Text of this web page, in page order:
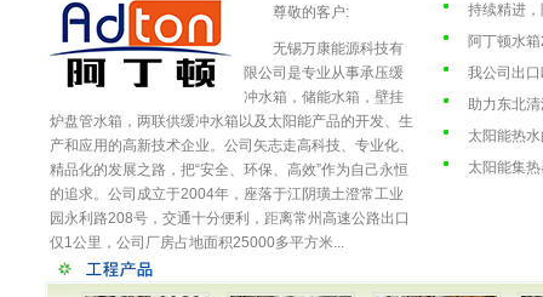
尊敬的客户:
无锡万康能源科技有
限公司是专业从事承压缓
冲水箱，储能水箱，壁挂
炉盘管水箱，两联供缓冲水箱以及太阳能产品的开发、生
产和应用的高新技术企业。公司矢志走高科技、专业化、
精品化的发展之路，把“安全、环保、高效”作为自己永恒
的追求。公司成立于2004年，座落于江阴璜土澄常工业
园永利路208号，交通十分便利，距离常州高速公路出口
仅1公里，公司厂房占地面积25000多平方米...
持续精进，
阿丁顿水箱
我公司出口
助力东北清
太阳能热
太阳能集